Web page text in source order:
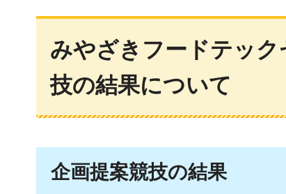
みやざきフードテッ
技の結果について
企画提案競技の結果